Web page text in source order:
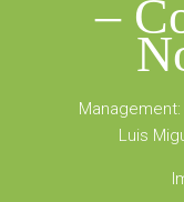
–
Luis